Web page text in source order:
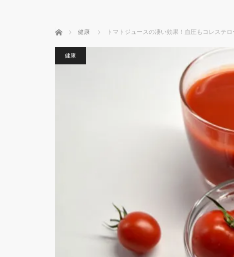
ホーム 健康 トマトジュースの凄い効果！血圧もコレステロ
健康